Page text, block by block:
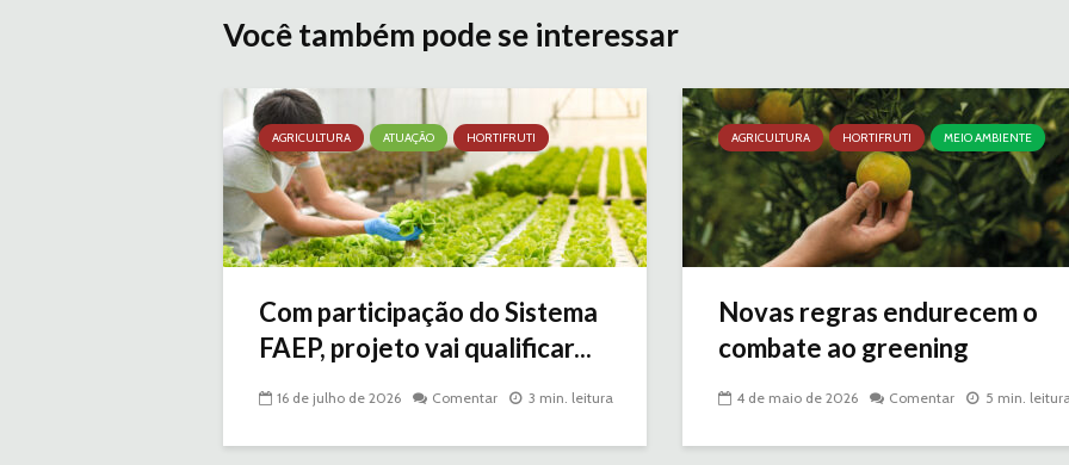
Você também pode se interessar
AGRICULTURA ATUAÇÃO HORTIFRUTI
Com participação do Sistema
FAEP, projeto vai qualificar...
16 de julho de 2026 Comentar 3 min. leitura
AGRICULTURA HORTIFRUTI MEIO AMBIENTE
Novas regras endurecem o
combate ao greening
4 de maio de 2026 Comentar 5 min.